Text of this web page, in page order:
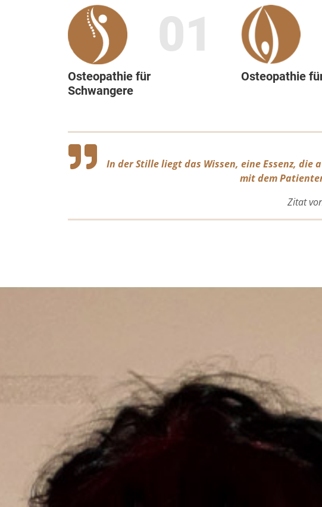
01
Osteopathie für
Schwangere
Osteopathie
In der Stille liegt das Wissen, eine Essenz, die
mit dem
Zitat